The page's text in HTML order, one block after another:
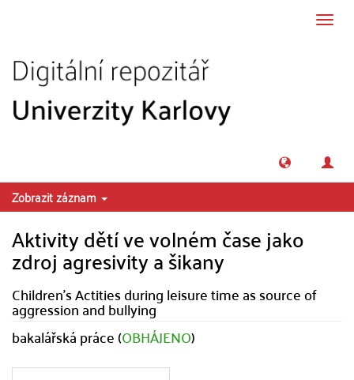
Zobrazit záznam
Aktivity dětí ve volném čase jako
zdroj agresivity a šikany
Children's Actities during leisure time as source of
aggression and bullying
bakalářská práce (OBHÁJENO)